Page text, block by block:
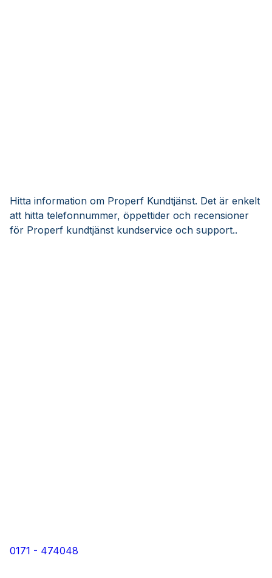
Hitta information om Properf Kundtjänst. Det är enkelt
att hitta telefonnummer, öppettider och recensioner
för Properf kundtjänst kundservice och support..
0171 - 474048